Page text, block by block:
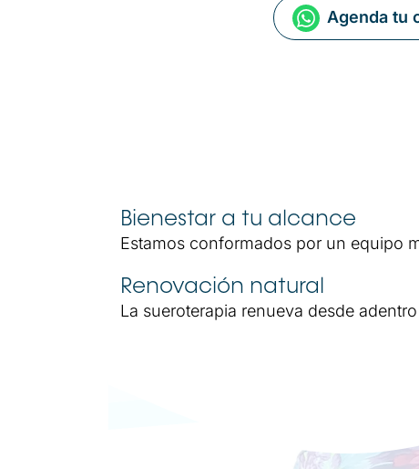
Bienestar a tu alcance
Estamos conformados por un equipo
Renovación natural
La sueroterapia renueva desde
Agenda tu